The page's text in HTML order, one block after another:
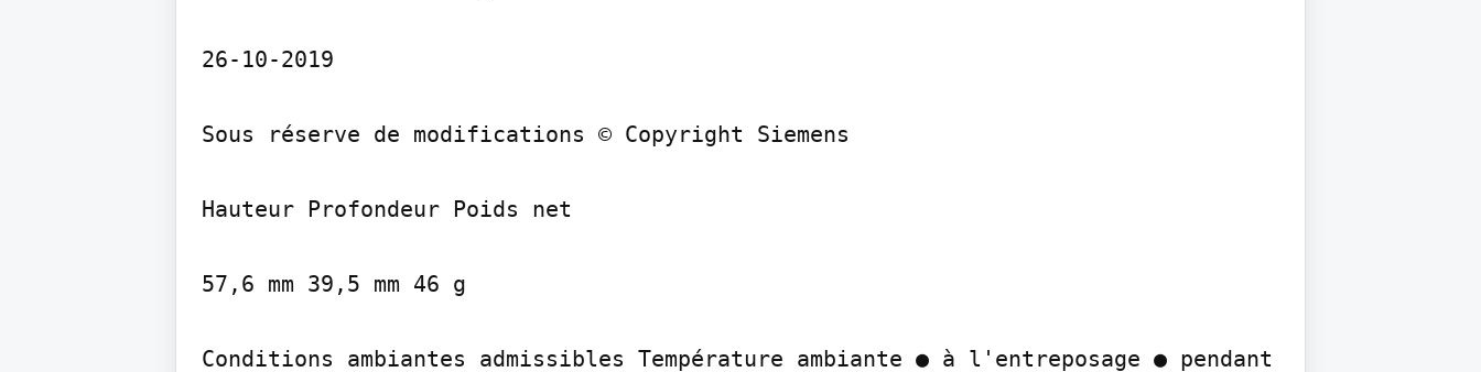
26-10-2019
Sous réserve de modifications © Copyright Siemens
Hauteur Profondeur Poids net
57,6 mm 39,5 mm 46 g
Conditions ambiantes admissibles Température ambiante ● à l'entreposage ● pendant